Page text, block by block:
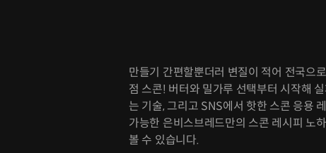
만들기 간편할뿐더러 변질이 적어 전국으
점 스콘! 버터와 밀가루 선택부터 시작해
는 기술, 그리고 SNS에서 핫한 스콘 응용
가능한 은비스브레드만의 스콘 레시피 노
볼 수 있습니다.